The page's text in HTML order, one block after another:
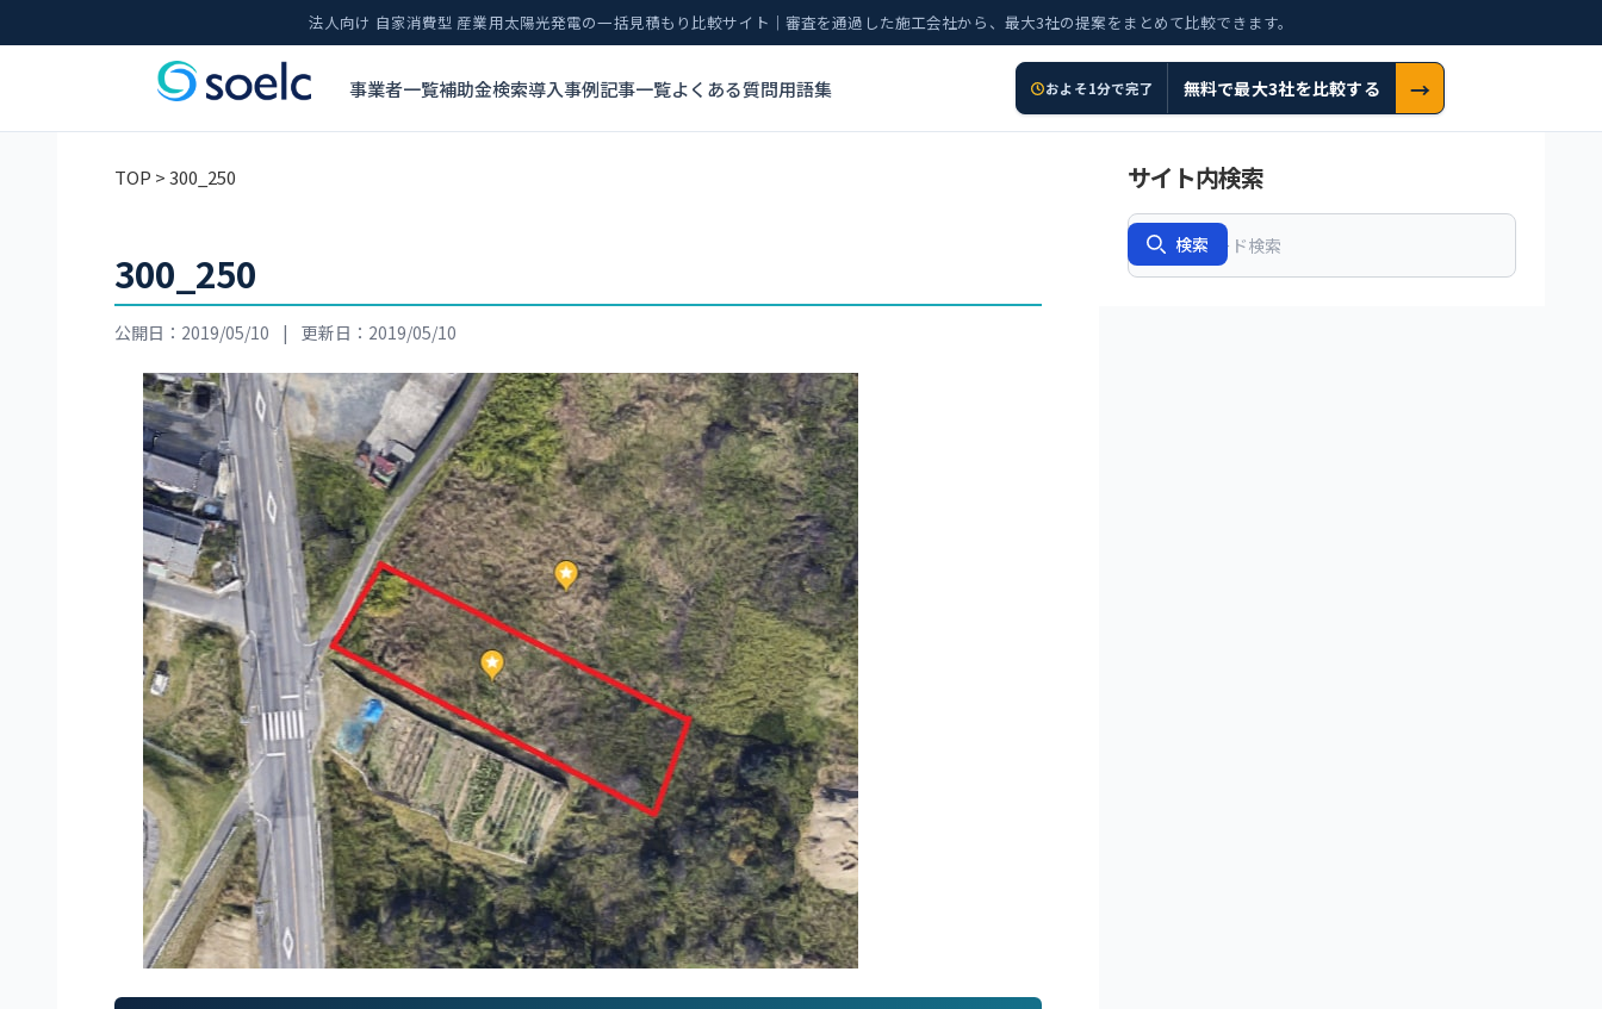
法人向け 自家消費型 産業用太陽光発電の一括見積もり比較サイト｜審査を通過した施工会社から、最大3社の提案をまとめて比較できます。
事業者一覧補助金検索導入事例記事一覧よくある質問用語集 およそ1分で完了 無料で最大3社を比較する →
TOP > 300_250
300_250
公開日：2019/05/10 | 更新日：2019/05/10
サイト内検索
Search
検索